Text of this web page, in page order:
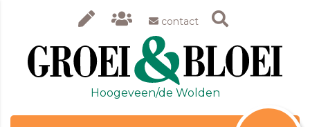
contact
Hoogeveen/de Wolden